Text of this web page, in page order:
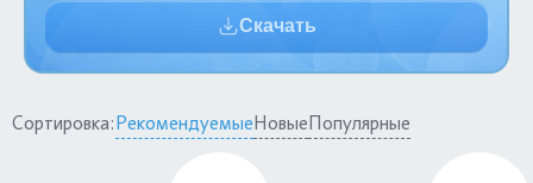
Скачать
Сортировка:РекомендуемыеНовыеПопулярные